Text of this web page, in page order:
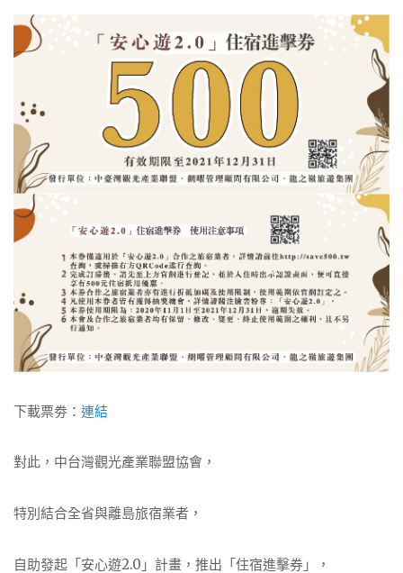
下載票劵： 連結
對此，中台灣觀光產業聯盟協會，
特別結合全省與離島旅宿業者，
自助發起「安心遊2.0」計畫，推出「住宿進擊券」，